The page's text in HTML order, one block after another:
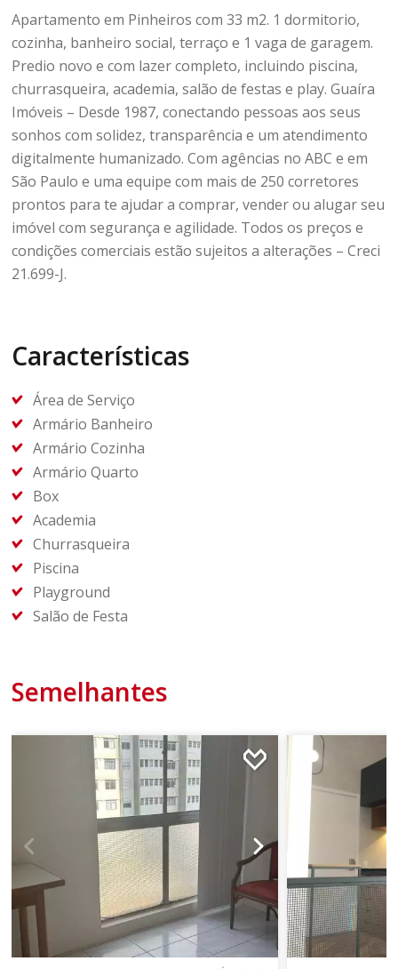
Apartamento em Pinheiros com 33 m2. 1 dormitorio,
cozinha, banheiro social, terraço e 1 vaga de garagem.
Predio novo e com lazer completo, incluindo piscina,
churrasqueira, academia, salão de festas e play. Guaíra
Imóveis – Desde 1987, conectando pessoas aos seus
sonhos com solidez, transparência e um atendimento
digitalmente humanizado. Com agências no ABC e em
São Paulo e uma equipe com mais de 250 corretores
prontos para te ajudar a comprar, vender ou alugar seu
imóvel com segurança e agilidade. Todos os preços e
condições comerciais estão sujeitos a alterações – Creci
21.699-J.
Características
Área de Serviço
Armário Banheiro
Armário Cozinha
Armário Quarto
Box
Academia
Churrasqueira
Piscina
Playground
Salão de Festa
Semelhantes